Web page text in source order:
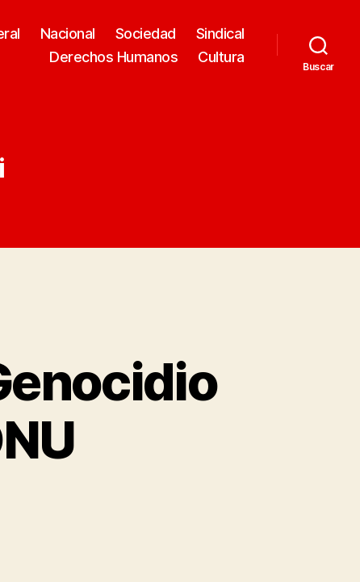
Nacional Sociedad
Sindical
Derechos Humanos
Cultura
Buscar